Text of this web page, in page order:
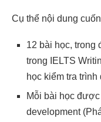
Cụ thể nội dung
12 bài học, trong
trong IELTS
học kiểm tra
Mỗi bài học
development